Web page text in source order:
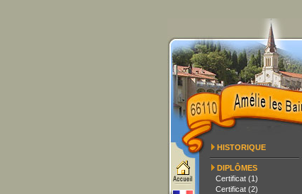
HISTORIQUE
DIPLÔMES
Certificat (1)
Certificat (2)